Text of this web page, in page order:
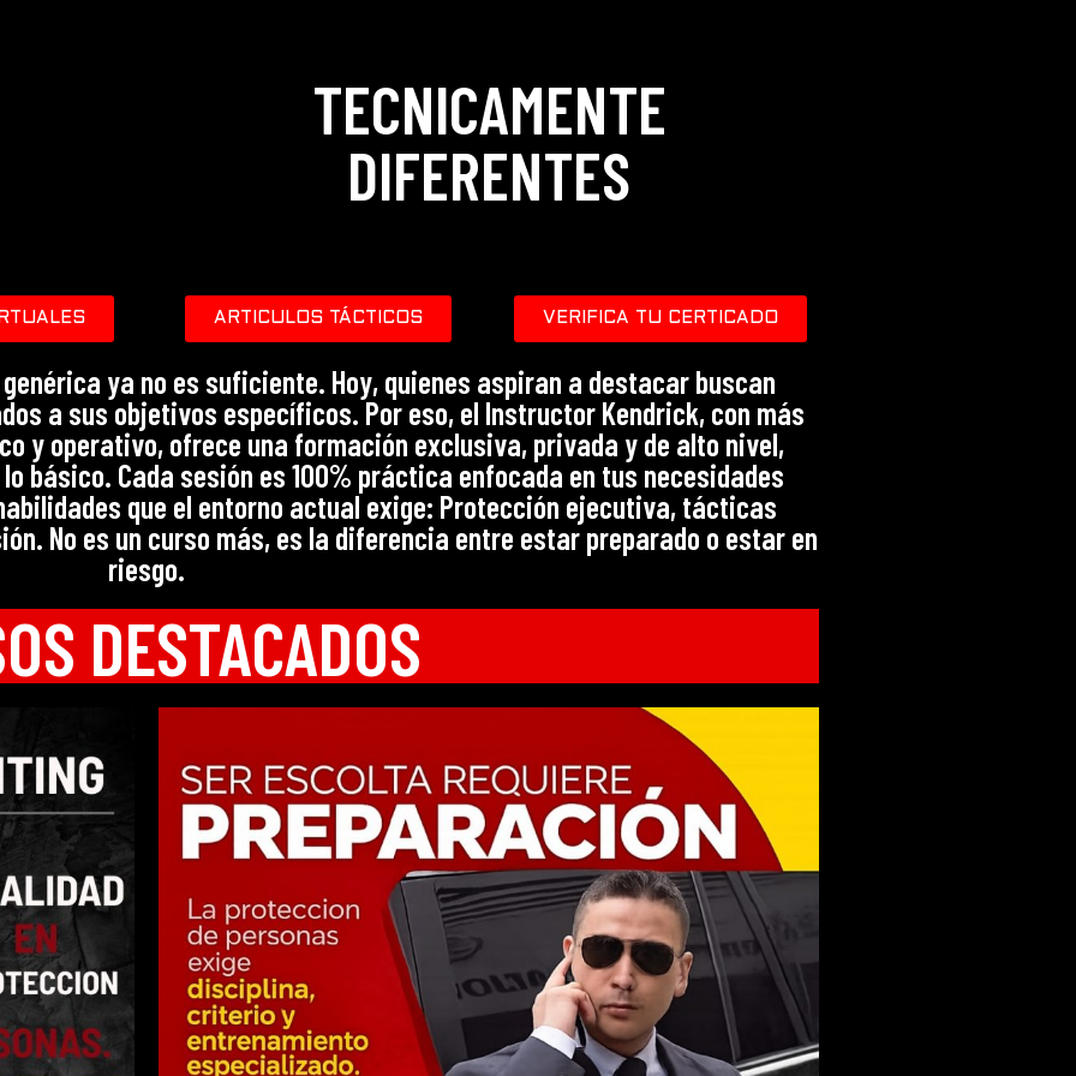
TECNICAMENTE
DIFERENTES
ARTICULOS TÁCTICOS VERIFICA TU CERTICADO
ya no es suficiente. Hoy, quienes aspiran a destacar buscan
a sus objetivos específicos. Por eso, el Instructor Kendrick, con más
y operativo, ofrece una formación exclusiva, privada y de alto nivel,
básico. Cada sesión es 100% práctica enfocada en tus necesidades
que el entorno actual exige: Protección ejecutiva, tácticas
No es un curso más, es la diferencia entre estar preparado o estar en
riesgo.
DESTACADOS